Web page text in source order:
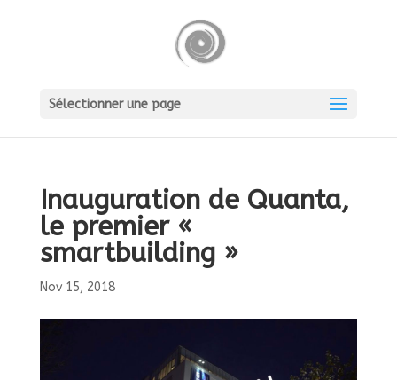
Sélectionner une page
Inauguration de Quanta,
le premier «
smartbuilding »
Nov 15, 2018